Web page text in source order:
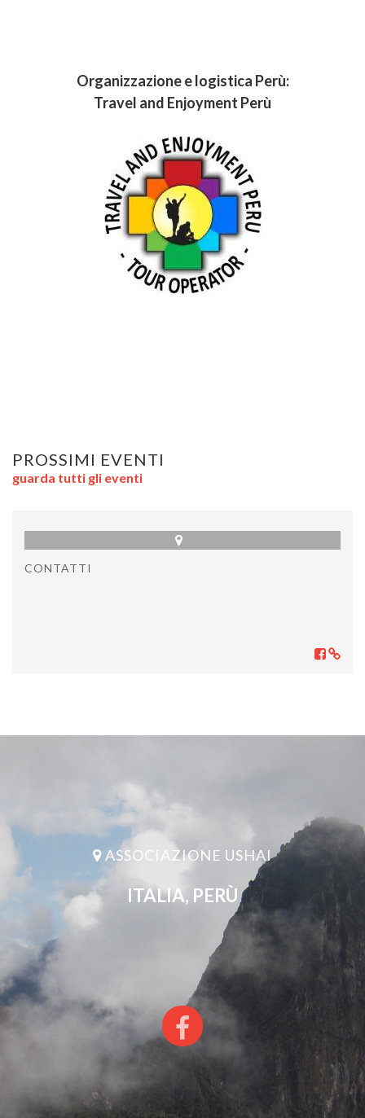
Organizzazione e logistica Perù:
Travel and Enjoyment Perù
PROSSIMI EVENTI
guarda tutti gli eventi
CONTATTI
ASSOCIAZIONE USHAI
ITALIA, PERÙ